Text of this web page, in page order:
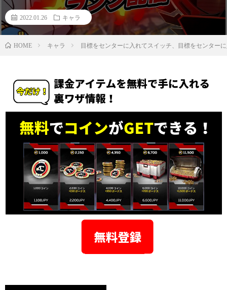
2022.01.26 キャラ
HOME キャラ 目標をセンターに入れてスイッチ、目標をセンター